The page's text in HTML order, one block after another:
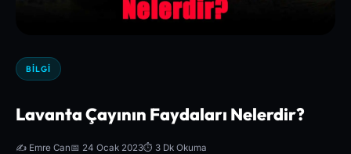
BILGI
Lavanta Çayının Faydaları Nelerdir?
✍️ Emre Can📅 24 Ocak 2023⏱️ 3 Dk Okuma